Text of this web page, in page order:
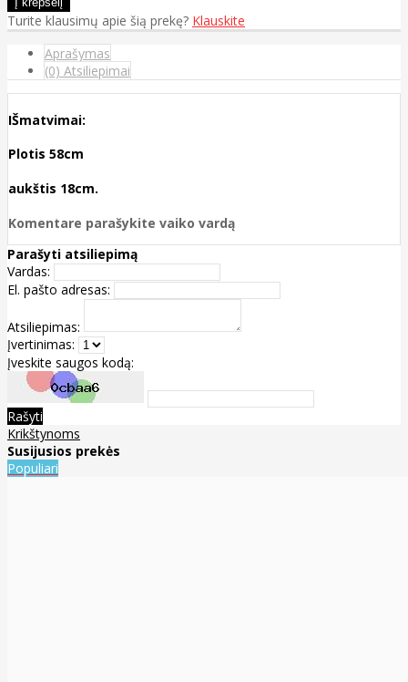
Turite klausimų apie šią prekę? Klauskite
Aprašymas
(0) Atsiliepimai
IŠmatvimai:
Plotis 58cm
aukštis 18cm.
Komentare parašykite vaiko vardą
Parašyti atsiliepimą
Vardas:
El. pašto adresas:
Atsiliepimas:
Įvertinimas:
Įveskite saugos kodą:
Rašyti
Krikštynoms
Susijusios prekės
Populiari